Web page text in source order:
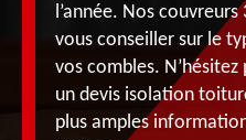
l’année. Nos
vous conseiller sur le
vos combles.
un devis isolation
plus amples